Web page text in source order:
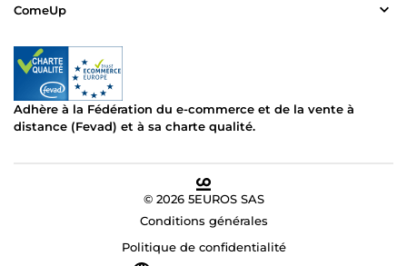
ComeUp
Adhère à la Fédération du e-commerce et de la vente à
distance (Fevad) et à sa charte qualité.
© 2026 5EUROS SAS
Conditions générales
Politique de confidentialité